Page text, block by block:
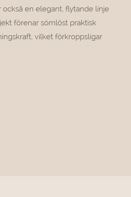
en elegant, flytande linje
förenar sömlöst praktisk
vilket förkroppsligar